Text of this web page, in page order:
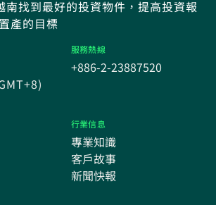
找到最好的投資物件，提高投資報
產的目標
服務熱線
+886-2-23887520
行業信息
專業知識
客戶故事
新聞快報